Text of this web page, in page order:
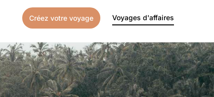
Créez votre voyage Voyages d'affaires